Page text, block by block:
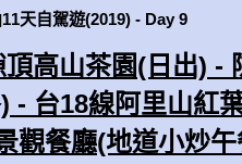
天自駕遊(2019) - Day 9
高山茶園(日出) -
- 台18線阿里山紅
觀餐廳(地道小炒